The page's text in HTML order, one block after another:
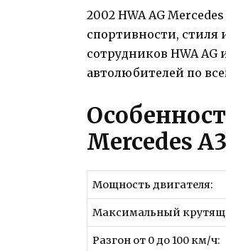
2002 HWA AG
спортивности,
сотрудников HWA
автолюбителей по
Mercedes
Мощность двигателя:
Максимальный
Разгон от 0 до 100 км/ч: